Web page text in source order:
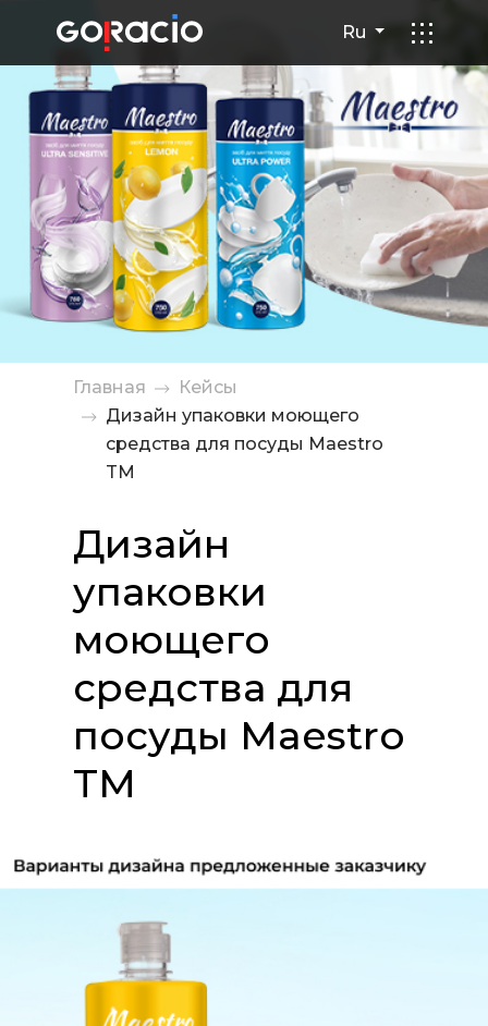
Ru
Дизайн упаковки моющего
Главная
Кейсы
Дизайн упаковки моющего
средства для посуды Maestro
TM
Дизайн
упаковки
моющего
средства для
посуды Maestro
TM